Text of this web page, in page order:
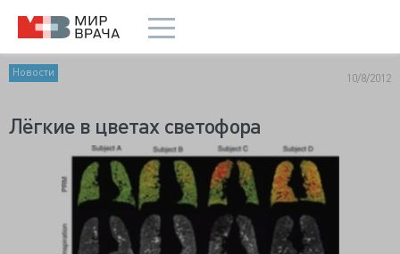
Новости 10/8/2012
Лёгкие в цветах светофора